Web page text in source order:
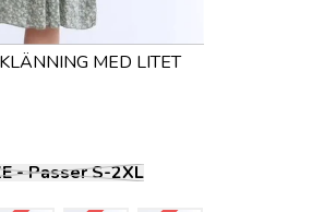
MED LITET
ONESIZE - Passer S-2XL